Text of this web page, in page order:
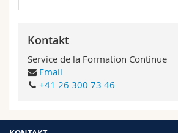
Kontakt
Service de la Formation Continue
Email
+41 26 300 73 46